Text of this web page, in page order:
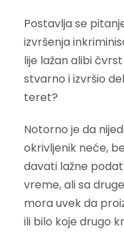
Postavlja se
izvršenja
lije lažan alibi
stvarno i izvršio
teret?
Notorno je da
okrivljenik neće,
davati lažne
vreme, ali sa
mora uvek da
ili bilo koje drugo